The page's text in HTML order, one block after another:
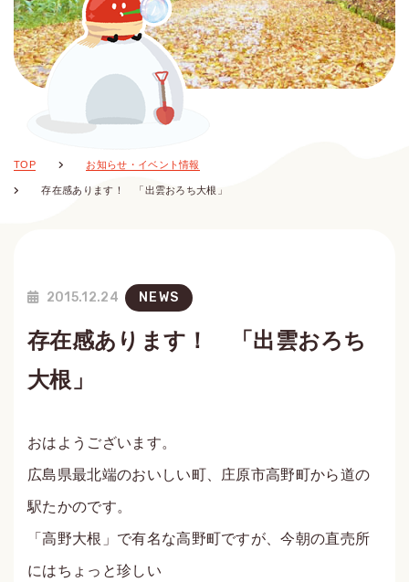
TOP お知らせ・イベント情報
存在感あります！ 「出雲おろち大根」
2015.12.24 NEWS
存在感あります！ 「出雲おろち
大根」
おはようございます。
広島県最北端のおいしい町、庄原市高野町から道の
駅たかのです。
「高野大根」で有名な高野町ですが、今朝の直売所
にはちょっと珍しい